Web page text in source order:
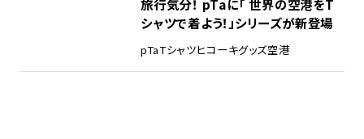
旅行気分！ pTaに「 世界の空港をT
シャツで着よう！」シリーズが新登場
pTaTシャツヒコーキグッズ空港